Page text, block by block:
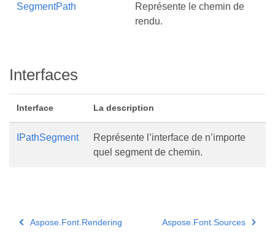
SegmentPath
Représente le chemin de
rendu.
Interfaces
Interface La description
IPathSegment
Représente l’interface de n’importe
quel segment de chemin.
Aspose.Font.Rendering Aspose.Font.Sources